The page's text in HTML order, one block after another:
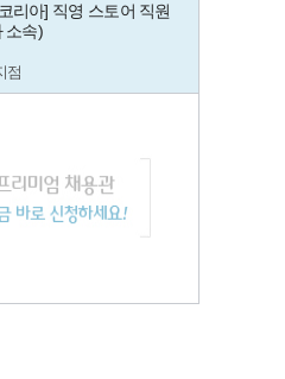
리아] 직영 스토어 직원
소속)
점